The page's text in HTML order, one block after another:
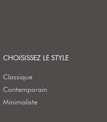
CHOISISSEZ LE STYLE
Classique
Contemporain
Minimaliste